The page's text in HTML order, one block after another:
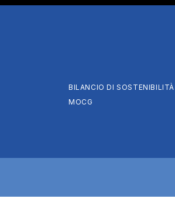
BILANCIO DI SOSTENIBILITÀ
MOCG